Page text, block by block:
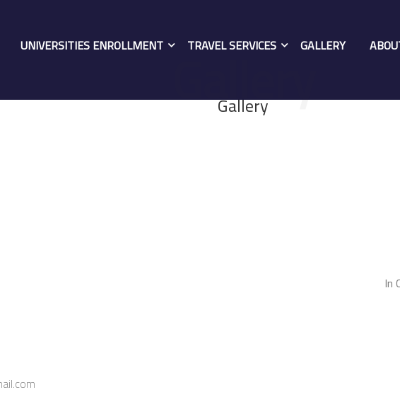
UNIVERSITIES ENROLLMENT TRAVEL SERVICES GALLERY
Gallery
Gallery
In